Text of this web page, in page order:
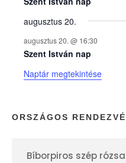
k
n
a
p
augusztus 20.
augusztus 20. @ 16:30
Szent István nap
Naptár megtekintése
ORSZÁGOS
Bíborpiros szép rózsa